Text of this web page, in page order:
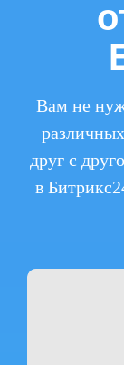
Вам не
друг с
в